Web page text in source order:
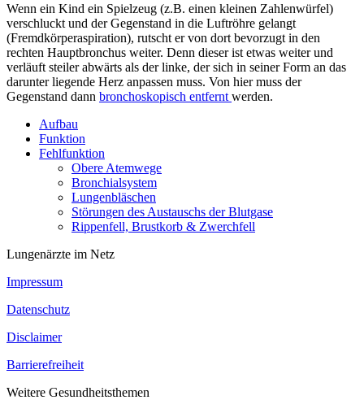
Wenn ein Kind ein Spielzeug (z.B. einen kleinen Zahlenwürfel)
verschluckt und der Gegenstand in die Luftröhre gelangt
(Fremdkörperaspiration), rutscht er von dort bevorzugt in den
rechten Hauptbronchus weiter. Denn dieser ist etwas weiter und
verläuft steiler abwärts als der linke, der sich in seiner Form an das
darunter liegende Herz anpassen muss. Von hier muss der
Gegenstand dann bronchoskopisch entfernt werden.
Aufbau
Funktion
Fehlfunktion
Obere Atemwege
Bronchialsystem
Lungenbläschen
Störungen des Austauschs der Blutgase
Rippenfell, Brustkorb & Zwerchfell
Lungenärzte im Netz
Impressum
Datenschutz
Disclaimer
Barrierefreiheit
Weitere Gesundheitsthemen